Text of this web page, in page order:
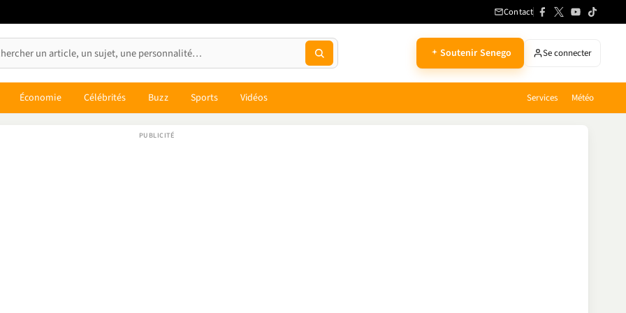
Contact
Soutenir Senego Se connecter
Économie Célébrités Buzz Sports Vidéos Services Météo